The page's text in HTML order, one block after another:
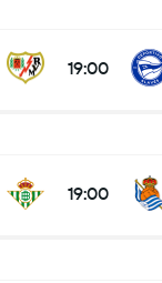
19:00
19:00